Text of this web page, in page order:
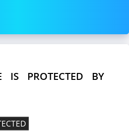
IS PROTECTED BY